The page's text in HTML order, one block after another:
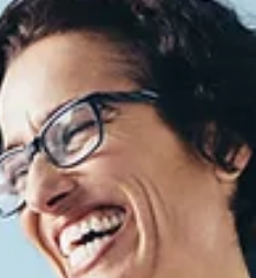
d'être trouvée.